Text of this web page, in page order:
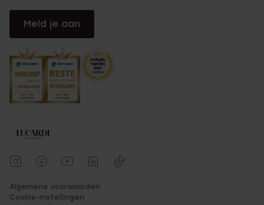
Meld je aan
Algemene voorwaarden
Cookie-instellingen